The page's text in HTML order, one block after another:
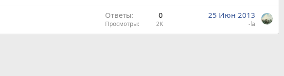
Ответы 0
Просмотры 2K
25 Июн 2013
-la